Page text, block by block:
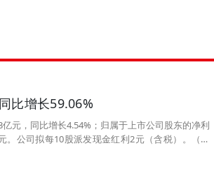
比增长59.06%
元，同比增长4.54%；归属于上市公司股东的净利
。公司拟每10股派发现金红利2元（含税）。（来